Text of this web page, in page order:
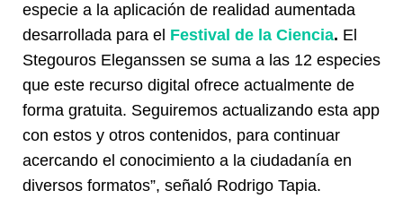
especie a la aplicación de realidad aumentada
desarrollada para el Festival de la Ciencia. El
Stegouros Eleganssen se suma a las 12 especies
que este recurso digital ofrece actualmente de
forma gratuita. Seguiremos actualizando esta app
con estos y otros contenidos, para continuar
acercando el conocimiento a la ciudadanía en
diversos formatos”, señaló Rodrigo Tapia.